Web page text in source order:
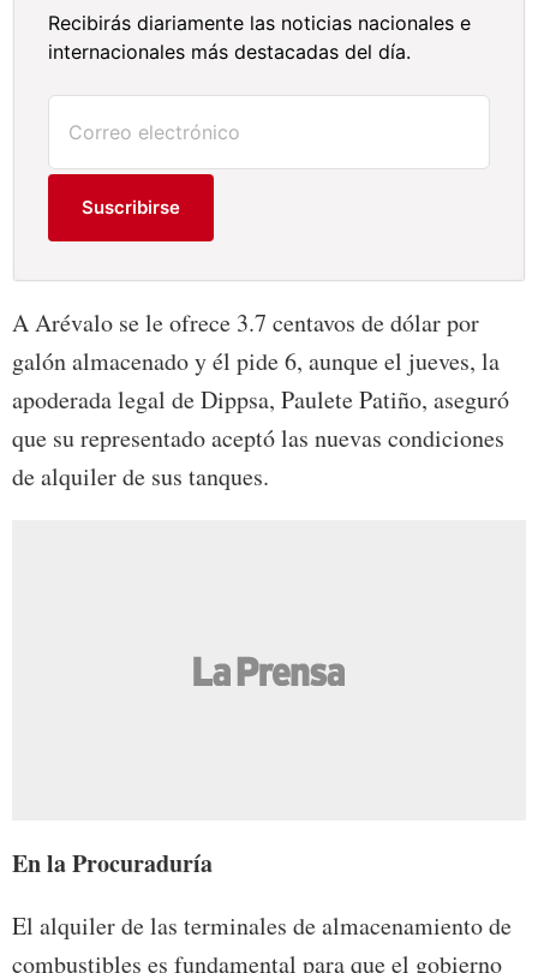
Recibirás diariamente las noticias nacionales e
internacionales más destacadas del día.
Suscribirse
A Arévalo se le ofrece 3.7 centavos de dólar por
galón almacenado y él pide 6, aunque el jueves, la
apoderada legal de Dippsa, Paulete Patiño, aseguró
que su representado aceptó las nuevas condiciones
de alquiler de sus tanques.
En la Procuraduría
El alquiler de las terminales de almacenamiento de
combustibles es fundamental para que el gobierno